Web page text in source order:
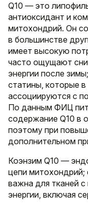
Q10 — это
антиоксидант и
митохондрий. Он
в большинстве
имеет высокую
часто ощущают
энергии после
статины, которые
ассоциируются с
По данным ФИЦ
содержание Q10 в
поэтому при
дополнительном
Коэнзим Q10 —
цепи митохондрий;
важна для тканей
энергии, включая